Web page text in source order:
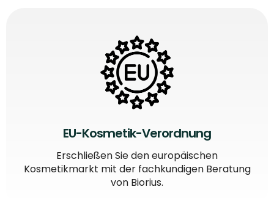
EU-Kosmetik-Verordnung
Erschließen Sie den europäischen
Kosmetikmarkt mit der fachkundigen Beratung
von Biorius.